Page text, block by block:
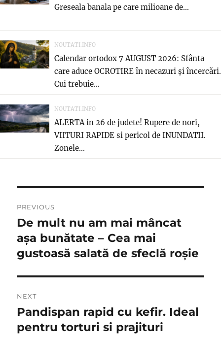
Greseala banala pe care milioane de...
NOUTATI.INFO
Calendar ortodox 7 AUGUST 2026: Sfânta
care aduce OCROTIRE în necazuri și încercări.
Cui trebuie...
NOUTATI.INFO
ALERTA in 26 de judete! Rupere de nori,
VIITURI RAPIDE si pericol de INUNDATII.
Zonele...
navigation
PREVIOUS
Previous
post:
De mult nu am mai mâncat
așa bunătate – Cea mai
gustoasă salată de sfeclă roșie
NEXT
Next
post:
Pandispan rapid cu kefir. Ideal
pentru torturi si prajituri